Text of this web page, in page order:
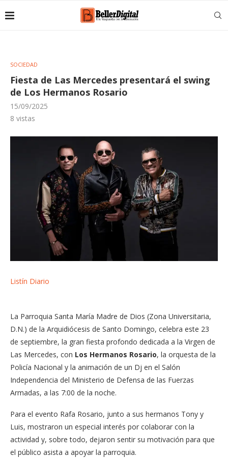
SOCIEDAD
Fiesta de Las Mercedes presentará el swing
de Los Hermanos Rosario
15/09/2025
8 vistas
Listín Diario
La Parroquia Santa María Madre de Dios (Zona Universitaria,
D.N.) de la Arquidiócesis de Santo Domingo, celebra este 23
de septiembre, la gran fiesta profondo dedicada a la Virgen de
Las Mercedes, con Los Hermanos Rosario, la orquesta de la
Policía Nacional y la animación de un Dj en el Salón
Independencia del Ministerio de Defensa de las Fuerzas
Armadas, a las 7:00 de la noche.
Para el evento Rafa Rosario, junto a sus hermanos Tony y
Luis, mostraron un especial interés por colaborar con la
actividad y, sobre todo, dejaron sentir su motivación para que
el público asista a apoyar la parroquia.